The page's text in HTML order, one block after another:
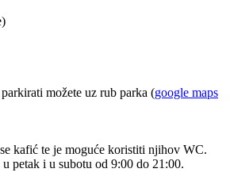
možete uz rub parka (google maps
kafić te je moguće koristiti njihov WC.
petak i u subotu od 9:00 do 21:00.